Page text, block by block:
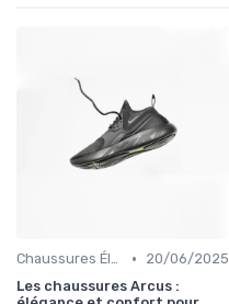
Chaussures Élégantes et de Cérémonie •
20/06/2025
Les chaussures Arcus :